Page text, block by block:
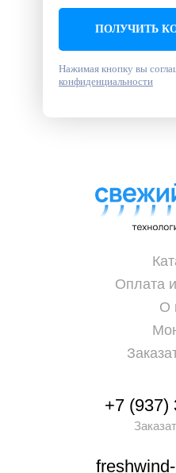
ПОЛУЧИТЬ
Нажимая кнопку вы
конфиденциальности
+7 (937)
Оплата
О